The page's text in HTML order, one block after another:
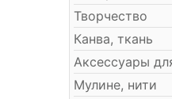
Творчество
Канва, ткань
Аксессуары
Мулине, нити